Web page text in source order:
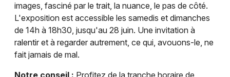
images, fasciné par le trait, la nuance, le pas de côté.
L'exposition est accessible les samedis et dimanches
de 14h à 18h30, jusqu'au 28 juin. Une invitation à
ralentir et à regarder autrement, ce qui, avouons-le, ne
fait jamais de mal.
Notre conseil : Profitez de la tranche horaire de